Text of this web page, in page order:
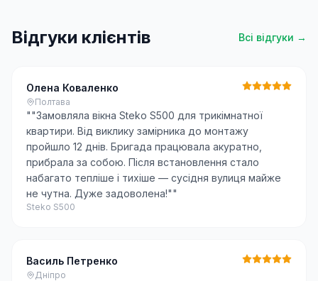
Відгуки клієнтів Всі відгуки →
Олена Коваленко
Полтава
""Замовляла вікна Steko S500 для трикімнатної
квартири. Від виклику замірника до монтажу
пройшло 12 днів. Бригада працювала акуратно,
прибрала за собою. Після встановлення стало
набагато тепліше і тихіше — сусідня вулиця майже
не чутна. Дуже задоволена!""
Steko S500
Василь Петренко
Дніпро